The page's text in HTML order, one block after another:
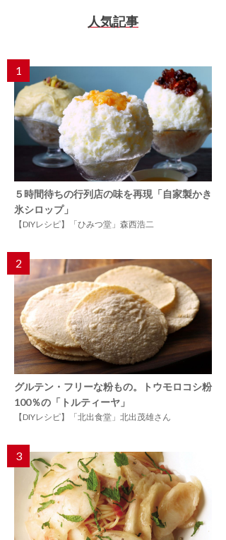
人気記事
1
５時間待ちの行列店の味を再現「自家製かき
氷シロップ」
【DIYレシピ】「ひみつ堂」森西浩二
2
グルテン・フリーな粉もの。トウモロコシ粉
100％の「トルティーヤ」
【DIYレシピ】「北出食堂」北出茂雄さん
3